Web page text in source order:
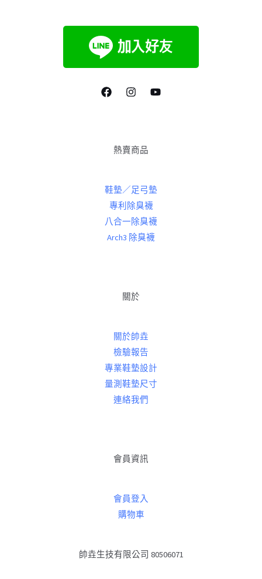
熱賣商品
鞋墊／足弓墊
專利除臭襪
八合一除臭襪
Arch3 除臭襪
關於
關於帥垚
檢驗報告
專業鞋墊設計
量測鞋墊尺寸
連絡我們
會員資訊
會員登入
購物車
帥垚生技有限公司 80506071